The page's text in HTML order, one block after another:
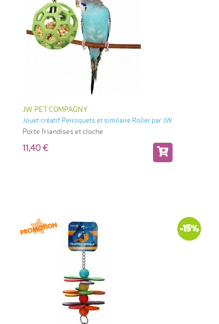
JW PET COMPAGNY
Jouet créatif Perroquets et similaire Roller par JW
Porte friandises et cloche
11,40
-15%